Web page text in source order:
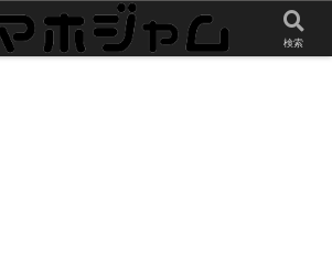
やガジェットのレビューをお届け
検索